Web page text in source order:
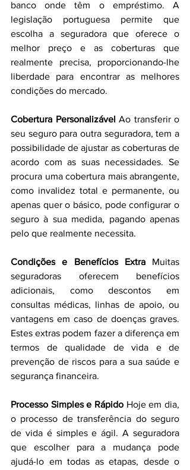
banco onde têm o empréstimo. A
legislação portuguesa permite que
escolha a seguradora que oferece o
melhor preço e as coberturas que
realmente precisa, proporcionando-lhe
liberdade para encontrar as melhores
condições do mercado.
Cobertura Personalizável Ao transferir o
seu seguro para outra seguradora, tem a
possibilidade de ajustar as coberturas de
acordo com as suas necessidades. Se
procura uma cobertura mais abrangente,
como invalidez total e permanente, ou
apenas quer o básico, pode configurar o
seguro à sua medida, pagando apenas
pelo que realmente necessita.
Condições e Benefícios Extra Muitas
seguradoras oferecem benefícios
adicionais, como descontos em
consultas médicas, linhas de apoio, ou
vantagens em caso de doenças graves.
Estes extras podem fazer a diferença em
termos de qualidade de vida e de
prevenção de riscos para a sua saúde e
segurança financeira.
Processo Simples e Rápido Hoje em dia,
o processo de transferência do seguro
de vida é simples e ágil. A seguradora
que escolher para a mudança pode
ajudá-lo em todas as etapas, desde o